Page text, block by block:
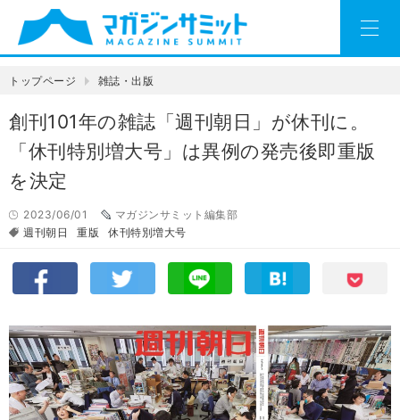
トップページ 雑誌・出版
創刊101年の雑誌「週刊朝日」が休刊に。
「休刊特別増大号」は異例の発売後即重版
を決定
2023/06/01
マガジンサミット編集部
週刊朝日
重版 休刊特別増大号